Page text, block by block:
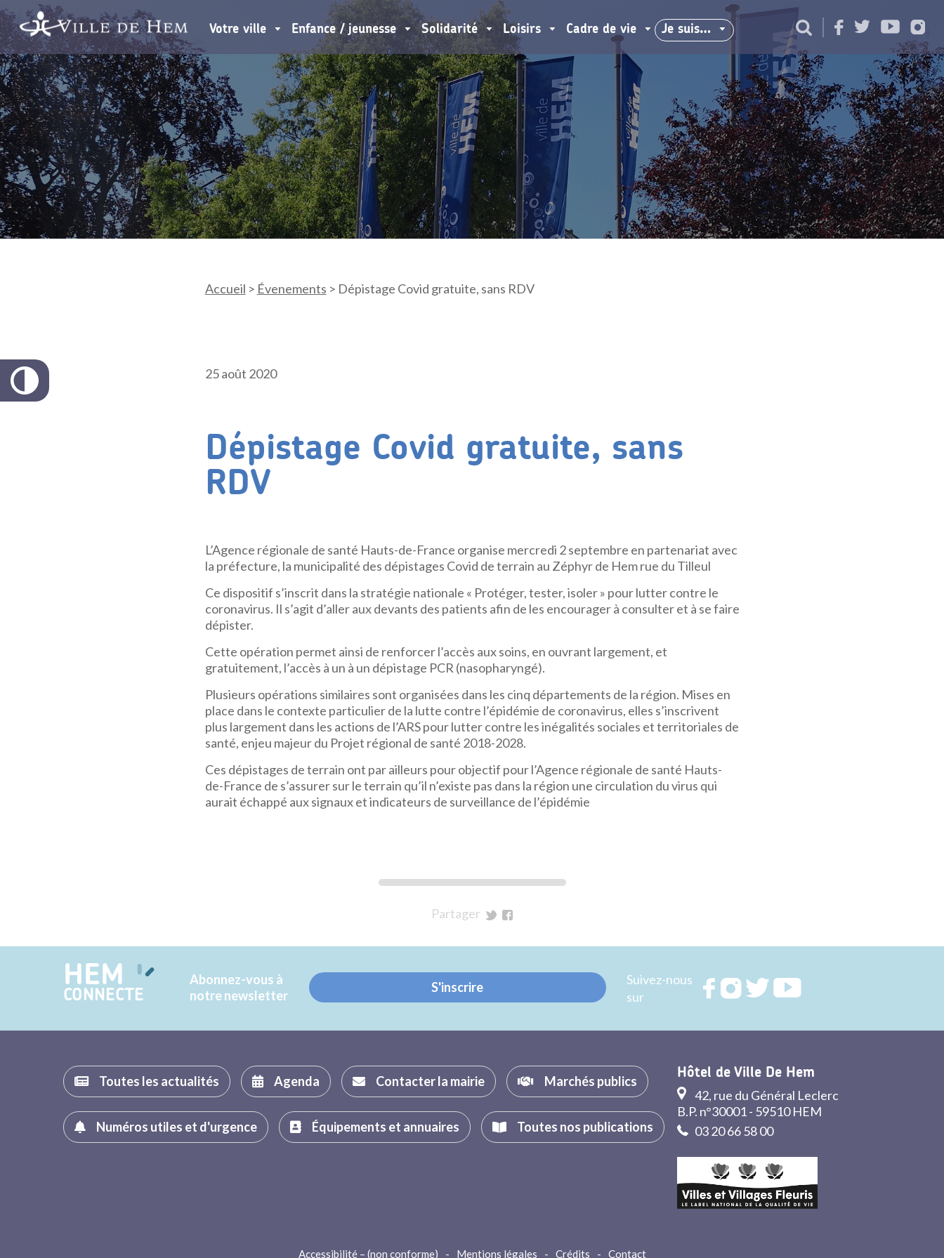
Votre ville Enfance / jeunesse Solidarité Loisirs Cadre de vie Je suis…
Accueil > Évenements > Dépistage Covid gratuite, sans RDV
25 août 2020
Dépistage Covid gratuite, sans
RDV
L’Agence régionale de santé Hauts-de-France organise mercredi 2 septembre en partenariat avec
la préfecture, la municipalité des dépistages Covid de terrain au Zéphyr de Hem rue du Tilleul
Ce dispositif s’inscrit dans la stratégie nationale « Protéger, tester, isoler » pour lutter contre le
coronavirus. Il s’agit d’aller aux devants des patients afin de les encourager à consulter et à se faire
dépister.
Cette opération permet ainsi de renforcer l’accès aux soins, en ouvrant largement, et
gratuitement, l’accès à un à un dépistage PCR (nasopharyngé).
Plusieurs opérations similaires sont organisées dans les cinq départements de la région. Mises en
place dans le contexte particulier de la lutte contre l’épidémie de coronavirus, elles s’inscrivent
plus largement dans les actions de l’ARS pour lutter contre les inégalités sociales et territoriales de
santé, enjeu majeur du Projet régional de santé 2018-2028.
Ces dépistages de terrain ont par ailleurs pour objectif pour l’Agence régionale de santé Hauts-
de-France de s’assurer sur le terrain qu’il n’existe pas dans la région une circulation du virus qui
aurait échappé aux signaux et indicateurs de surveillance de l’épidémie
Partager
Twitter
Facebook
HEM
CONNECTE
Abonnez-vous à
notre newsletter
S'inscrire
Suivez-nous
sur
RejoignezRejoignezRejoignez
Toutes les actualités Agenda Contacter la mairie Marchés publics
Numéros utiles et d'urgence Équipements et annuaires Toutes nos publications
Hôtel de Ville De Hem
42, rue du Général Leclerc
B.P. n°30001 - 59510 HEM
03 20 66 58 00
Accessibilité – (non conforme) - Mentions légales - Crédits - Contact